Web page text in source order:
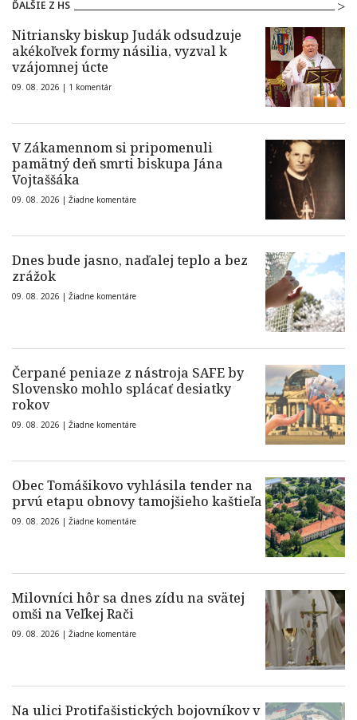
ĎALŠIE Z HS
Nitriansky biskup Judák odsudzuje
akékoľvek formy násilia, vyzval k
vzájomnej úcte
09. 08. 2026 | 1 komentár
V Zákamennom si pripomenuli
pamätný deň smrti biskupa Jána
Vojtaššáka
09. 08. 2026 | Žiadne komentáre
Dnes bude jasno, naďalej teplo a bez
zrážok
09. 08. 2026 | Žiadne komentáre
Čerpané peniaze z nástroja SAFE by
Slovensko mohlo splácať desiatky
rokov
09. 08. 2026 | Žiadne komentáre
Obec Tomášikovo vyhlásila tender na
prvú etapu obnovy tamojšieho kaštieľa
09. 08. 2026 | Žiadne komentáre
Milovníci hôr sa dnes zídu na svätej
omši na Veľkej Rači
09. 08. 2026 | Žiadne komentáre
Na ulici Protifašistických bojovníkov v